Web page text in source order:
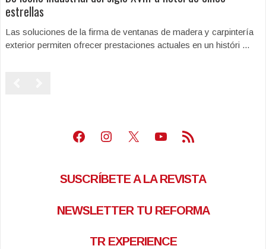
estrellas
Las soluciones de la firma de ventanas de madera y carpintería
exterior permiten ofrecer prestaciones actuales en un históri ...
Facebook
Instagram
X Youtube
Feed RSS
SUSCRÍBETE A LA REVISTA
NEWSLETTER TU REFORMA
TR EXPERIENCE